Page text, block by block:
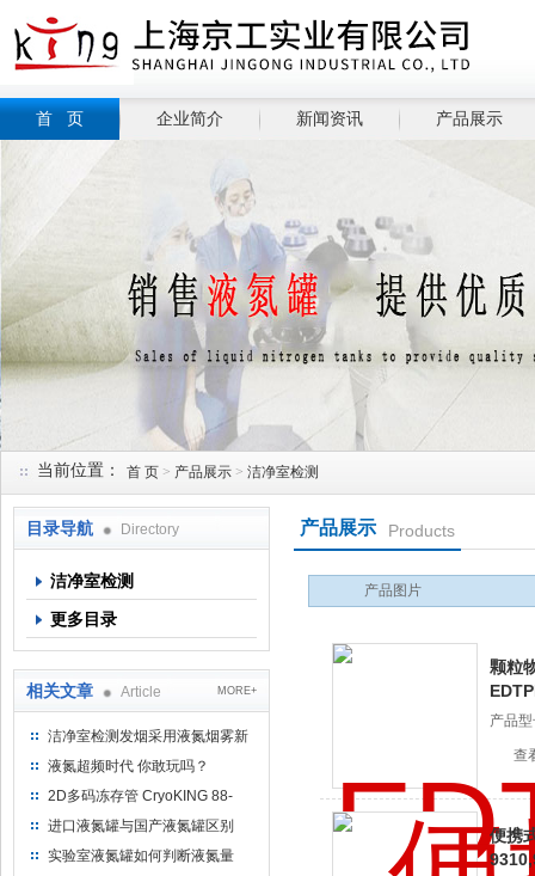
上海京工实业有限公司
首 页 企业简介 新闻资讯 产品展示
当前位置： 首 页 > 产品展示 > 洁净室检测
目录导航 Directory
洁净室检测
更多目录
相关文章 Article MORE+
洁净室检测发烟采用液氮烟雾新
思路
液氮超频时代 你敢玩吗？
2D多码冻存管 CryoKING 88-
915X现货供应
进口液氮罐与国产液氮罐区别
实验室液氮罐如何判断液氮量
产品展示 Products
产品图片
颗粒
产品
查
便携